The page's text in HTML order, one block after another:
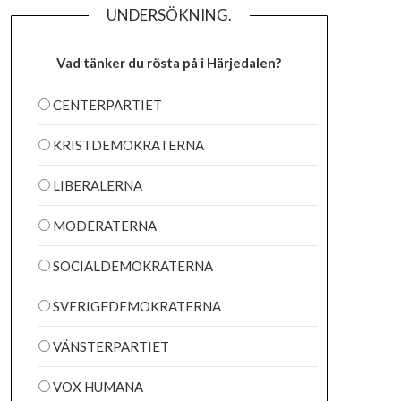
UNDERSÖKNING.
Vad tänker du rösta på i Härjedalen?
CENTERPARTIET
KRISTDEMOKRATERNA
LIBERALERNA
MODERATERNA
SOCIALDEMOKRATERNA
SVERIGEDEMOKRATERNA
VÄNSTERPARTIET
VOX HUMANA